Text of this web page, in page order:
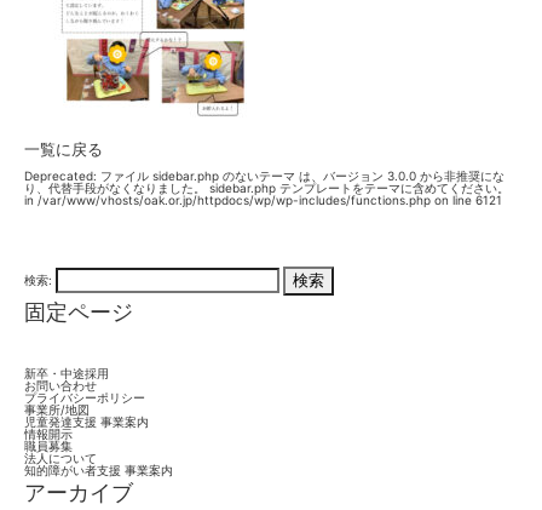
一覧に戻る
Deprecated: ファイル sidebar.php のないテーマ は、バージョン 3.0.0 から非推奨にな
り、代替手段がなくなりました。 sidebar.php テンプレートをテーマに含めてください。
in /var/www/vhosts/oak.or.jp/httpdocs/wp/wp-includes/functions.php on line 6121
検索:
固定ページ
新卒・中途採用
お問い合わせ
プライバシーポリシー
事業所/地図
児童発達支援 事業案内
情報開示
職員募集
法人について
知的障がい者支援 事業案内
アーカイブ